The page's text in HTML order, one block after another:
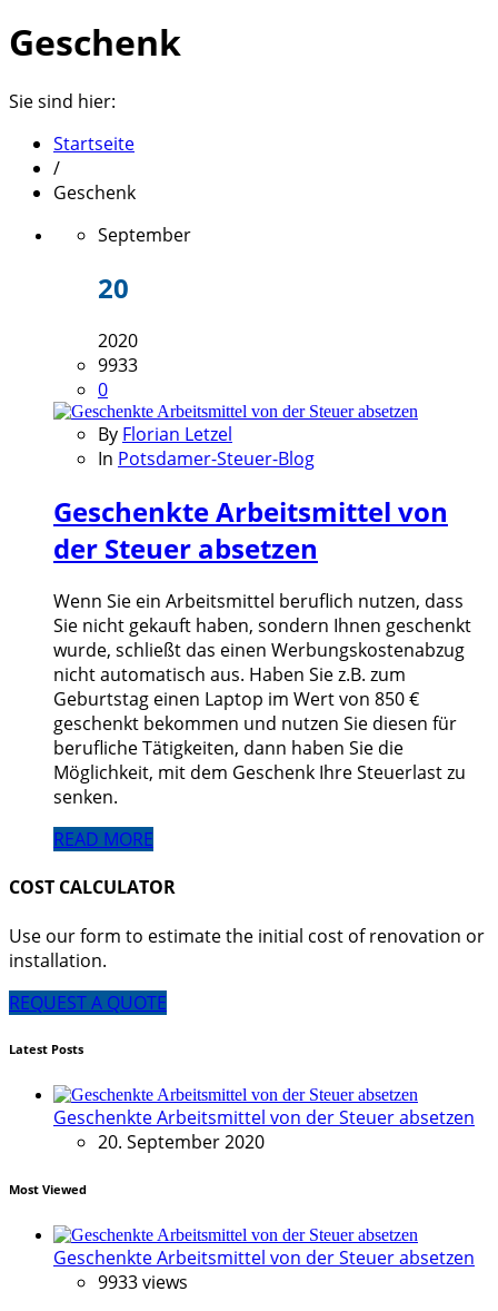
Geschenk
Sie sind hier:
Startseite
/
Geschenk
September
20
2020
9933
0
By Florian Letzel
In Potsdamer-Steuer-Blog
Geschenkte Arbeitsmittel von
der Steuer absetzen
Wenn Sie ein Arbeitsmittel beruflich nutzen, dass
Sie nicht gekauft haben, sondern Ihnen geschenkt
wurde, schließt das einen Werbungskostenabzug
nicht automatisch aus. Haben Sie z.B. zum
Geburtstag einen Laptop im Wert von 850 €
geschenkt bekommen und nutzen Sie diesen für
berufliche Tätigkeiten, dann haben Sie die
Möglichkeit, mit dem Geschenk Ihre Steuerlast zu
senken.
READ MORE
COST CALCULATOR
Use our form to estimate the initial cost of renovation or
installation.
REQUEST A QUOTE
Latest Posts
Geschenkte Arbeitsmittel von der Steuer absetzen
20. September 2020
Most Viewed
Geschenkte Arbeitsmittel von der Steuer absetzen
9933 views